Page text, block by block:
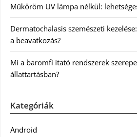
Műköröm UV lámpa nélkül:
Dermatochalasis szemészeti
a beavatkozás?
Mi a baromfi itató rendszerek
állattartásban?
Kategóriák
Android